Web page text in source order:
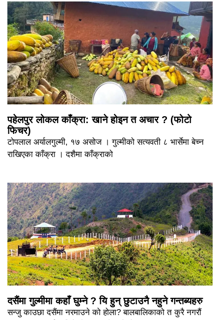
पहेलपुर लोकल काँक्रा: खाने होइन त अचार ? (फोटो
फिचर)
टोपलाल अर्यालगुल्मी, १७ असोज । गुल्मीको सत्यवती ८ भार्सेमा बेच्न
राखिएका काँक्रा । दशैमा काँक्राको
दसैंमा गुल्मीमा कहाँ घुम्ने ? यि हुन् छुटाउनै नहुने गन्तब्यहरु
सन्जु काउछा दसैंमा नरमाउने को होला? बालबालिकाको त कुरै नगरौं